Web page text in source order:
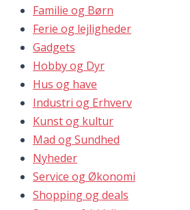
Familie og Børn
Ferie og lejligheder
Gadgets
Hobby og Dyr
Hus og have
Industri og Erhverv
Kunst og kultur
Mad og Sundhed
Nyheder
Service og Økonomi
Shopping og deals